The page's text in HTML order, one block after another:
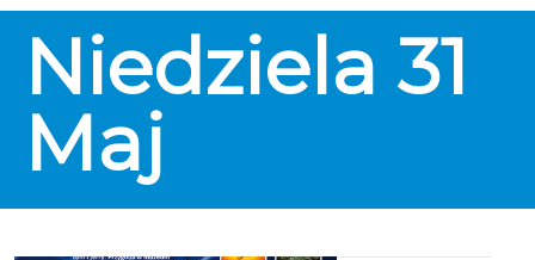
małych i dużych widzów coś
więcej niż sam spektakl, przed
przedstawieniami powstanie
wyjątkowe „Miasteczko Kota w
Niedziela 31
Maj